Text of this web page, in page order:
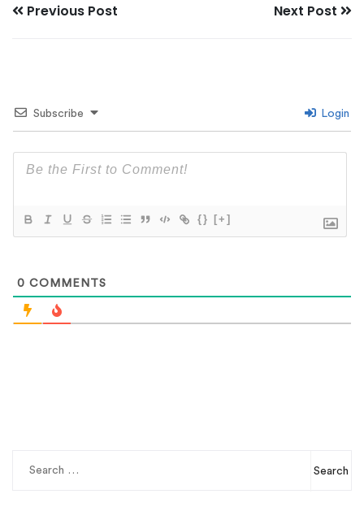
Previous Post Next Post
Subscribe Login
{} [+]
0 COMMENTS
Search